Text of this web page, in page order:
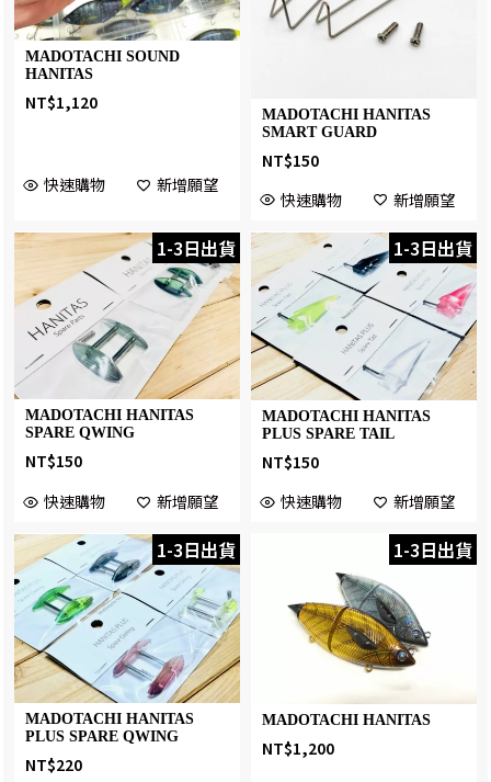
MADOTACHI SOUND
HANITAS
NT$1,120
快速購物 新增願望
MADOTACHI HANITAS
SMART GUARD
NT$150
快速購物
新增願望
1-3日出貨
MADOTACHI HANITAS
SPARE QWING
NT$150
快速購物
新增願望
1-3日出貨
MADOTACHI HANITAS
PLUS SPARE TAIL
NT$150
快速購物
新增願望
1-3日出貨
MADOTACHI HANITAS
PLUS SPARE QWING
NT$220
1-3日出貨
MADOTACHI HANITAS
NT$1,200